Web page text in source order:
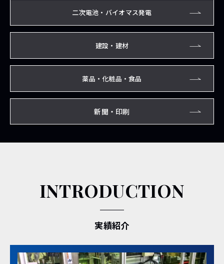
二次電池・バイオマス発電
建設・建材
薬品・化粧品・食品
新聞・印刷
INTRODUCTION
実績紹介